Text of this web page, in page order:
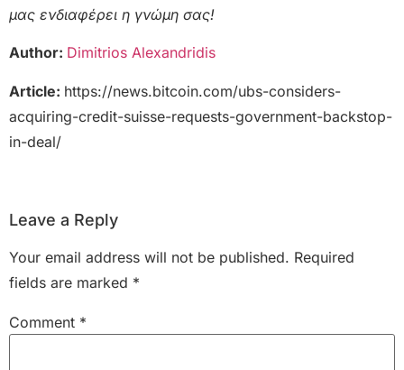
μας ενδιαφέρει η γνώμη σας!
Author: Dimitrios Alexandridis
Article: https://news.bitcoin.com/ubs-considers-
acquiring-credit-suisse-requests-government-backstop-
in-deal/
Leave a Reply
Your email address will not be published. Required
fields are marked *
Comment *